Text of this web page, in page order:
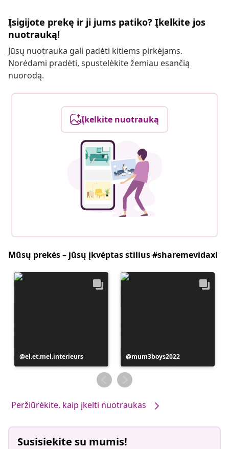
Įsigijote prekę ir ji jums patiko? Įkelkite jos
nuotrauką!
Jūsų nuotrauka gali padėti kitiems pirkėjams.
Norėdami pradėti, spustelėkite žemiau esančią
nuorodą.
Įkelkite nuotrauką
Mūsų prekės – jūsų įkvėptas stilius #sharemevidaxl
Įrašą
paskelbė
el.et.mel.interieurs
Įrašą
paskelbė
mum3boys2022
Peržiūrėkite, kaip įkelti nuotraukas
Susisiekite su mumis!